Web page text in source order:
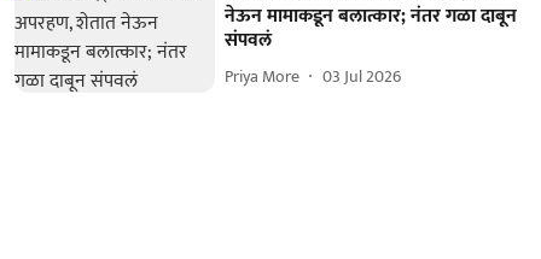
नेऊन मामाकडून बलात्कार; नंतर गळा दाबून
संपवलं
Priya More 03 Jul 2026